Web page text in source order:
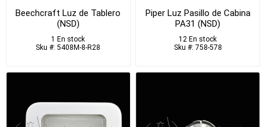
Beechcraft Luz de Tablero
(NSD)
1 En stock
Sku #: 5408M-8-R28
Piper Luz Pasillo de Cabina
PA31 (NSD)
12 En stock
Sku #: 758-578